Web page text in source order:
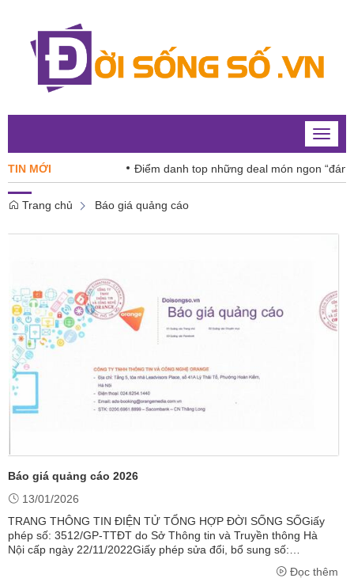
Toggle
TIN MỚI
Điểm danh top những deal món ngon “đáng
Trang chủ Báo giá quảng cáo
Báo giá quảng cáo 2026
13/01/2026
TRANG THÔNG TIN ĐIỆN TỬ TỔNG HỢP ĐỜI SỐNG SỐGiấy
phép số: 3512/GP-TTĐT do Sở Thông tin và Truyền thông Hà
Nội cấp ngày 22/11/2022Giấy phép sửa đổi, bổ sung số:
112/GXN-TTĐT do Sở Thông tin và Truyền thông Hà Nội cấp
Đọc thêm